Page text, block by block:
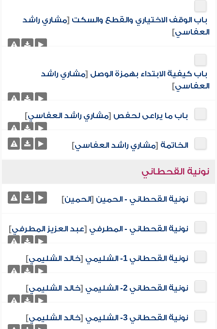
باب الوقف الاختياري والقطع والسكت [مشاري راشد
العفاسي]
باب كيفية الابتداء بهمزة الوصل [مشاري راشد
العفاسي]
باب ما يراعى لحفص [مشاري راشد العفاسي]
الخاتمة [مشاري راشد العفاسي]
نونية القحطاني
نونية القحطاني - الحمين [الحمين]
نونية القحطاني - المطرفي [عبد العزيز المطرفي]
نونية القحطاني 1- الشليمي [خالد الشليمي]
نونية القحطاني 2- الشليمي [خالد الشليمي]
نونية القحطاني 3- الشليمي [خالد الشليمي]